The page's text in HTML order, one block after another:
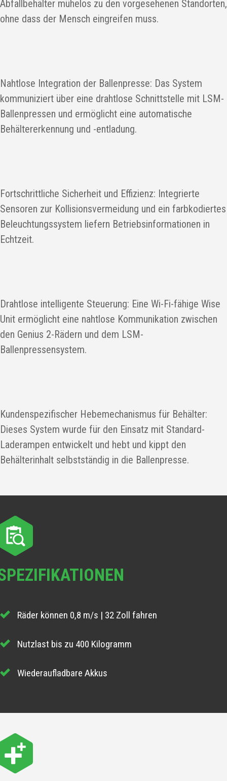
Abfallbehälter mühelos zu den vorgesehenen Standorten,
ohne dass der Mensch eingreifen muss.
Nahtlose Integration der Ballenpresse: Das System
kommuniziert über eine drahtlose Schnittstelle mit LSM-
Ballenpressen und ermöglicht eine automatische
Behältererkennung und -entladung.
Fortschrittliche Sicherheit und Effizienz: Integrierte
Sensoren zur Kollisionsvermeidung und ein farbkodiertes
Beleuchtungssystem liefern Betriebsinformationen in
Echtzeit.
Drahtlose intelligente Steuerung: Eine Wi-Fi-fähige Wise
Unit ermöglicht eine nahtlose Kommunikation zwischen
den Genius 2-Rädern und dem LSM-
Ballenpressensystem.
Kundenspezifischer Hebemechanismus für Behälter:
Dieses System wurde für den Einsatz mit Standard-
Laderampen entwickelt und hebt und kippt den
Behälterinhalt selbstständig in die Ballenpresse.
Räder können 0,8 m/s | 32 Zoll fahren
Nutzlast bis zu 400 Kilogramm
Wiederaufladbare Akkus